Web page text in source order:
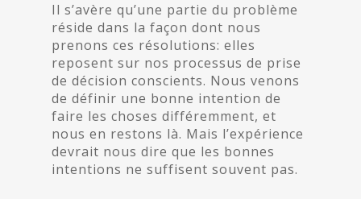
Il s’avère qu’une partie du problème
réside dans la façon dont nous
prenons ces résolutions: elles
reposent sur nos processus de prise
de décision conscients. Nous venons
de définir une bonne intention de
faire les choses différemment, et
nous en restons là. Mais l’expérience
devrait nous dire que les bonnes
intentions ne suffisent souvent pas.